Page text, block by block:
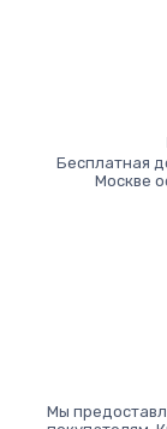
Бесплатная
Москве
Мы